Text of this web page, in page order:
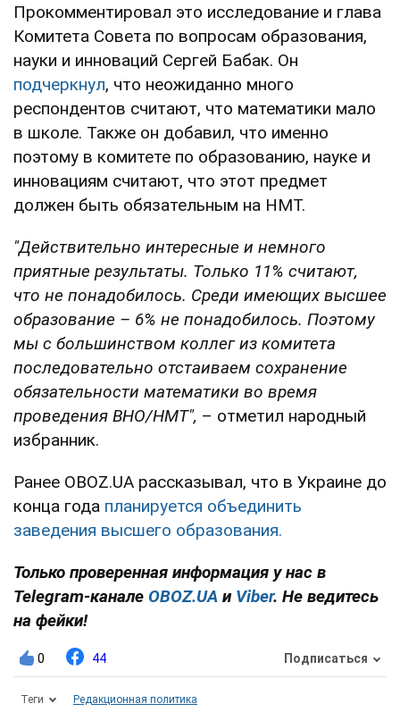
Прокомментировал это исследование и глава
Комитета Совета по вопросам образования,
науки и инноваций Сергей Бабак. Он
подчеркнул, что неожиданно много
респондентов считают, что математики мало
в школе. Также он добавил, что именно
поэтому в комитете по образованию, науке и
инновациям считают, что этот предмет
должен быть обязательным на НМТ.
"Действительно интересные и немного
приятные результаты. Только 11% считают,
что не понадобилось. Среди имеющих высшее
образование – 6% не понадобилось. Поэтому
мы с большинством коллег из комитета
последовательно отстаиваем сохранение
обязательности математики во время
проведения ВНО/НМТ", – отметил народный
избранник.
Ранее OBOZ.UA рассказывал, что в Украине до
конца года планируется объединить
заведения высшего образования.
Только проверенная информация у нас в
Telegram-канале OBOZ.UA и Viber. Не ведитесь
на фейки!
0 44 Подписаться
Теги Редакционная политика